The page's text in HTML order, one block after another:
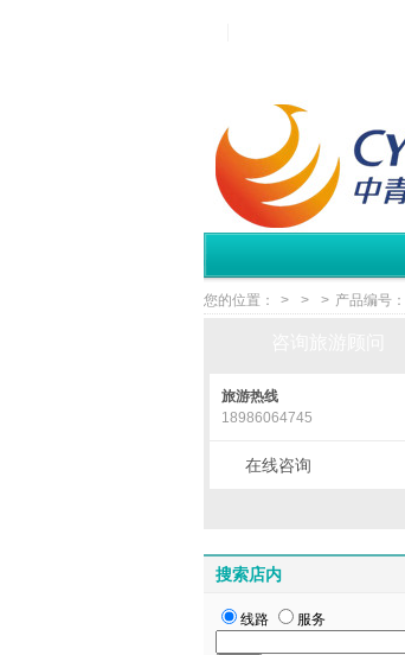
您的位置： > > > 产品编号：
旅游热线
18986064745
在线咨询
搜索店内
线路 服务